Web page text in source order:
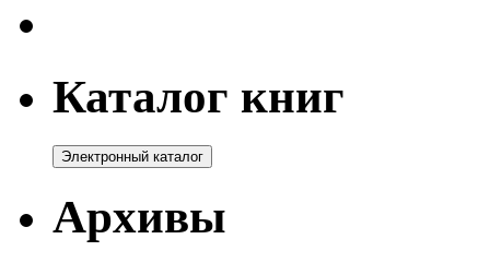
Каталог книг
Архивы